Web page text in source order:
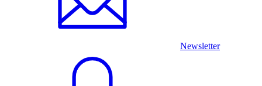
Newsletter